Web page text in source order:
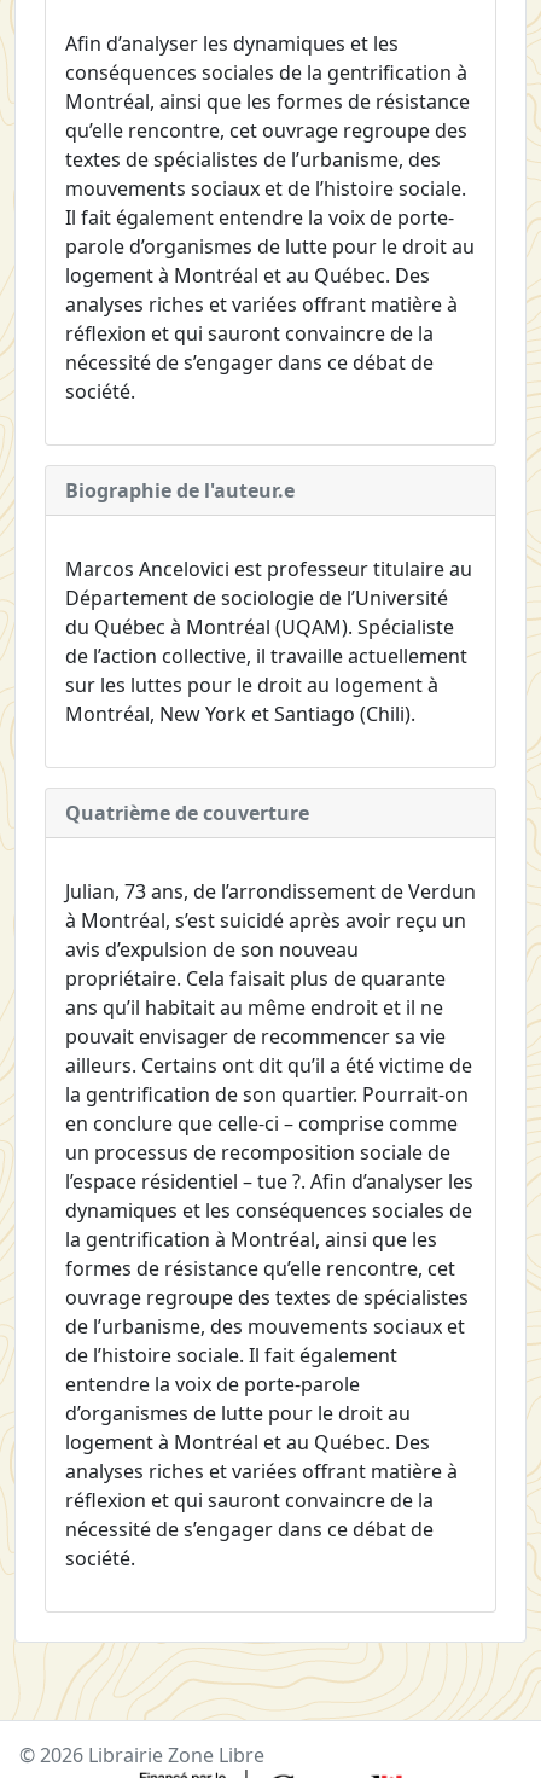
Afin d’analyser les dynamiques et les
conséquences sociales de la gentrification à
Montréal, ainsi que les formes de résistance
qu’elle rencontre, cet ouvrage regroupe des
textes de spécialistes de l’urbanisme, des
mouvements sociaux et de l’histoire sociale.
Il fait également entendre la voix de porte-
parole d’organismes de lutte pour le droit au
logement à Montréal et au Québec. Des
analyses riches et variées offrant matière à
réflexion et qui sauront convaincre de la
nécessité de s’engager dans ce débat de
société.
Biographie de l'auteur.e
Marcos Ancelovici est professeur titulaire au
Département de sociologie de l’Université
du Québec à Montréal (UQAM). Spécialiste
de l’action collective, il travaille actuellement
sur les luttes pour le droit au logement à
Montréal, New York et Santiago (Chili).
Quatrième de couverture
Julian, 73 ans, de l’arrondissement de Verdun
à Montréal, s’est suicidé après avoir reçu un
avis d’expulsion de son nouveau
propriétaire. Cela faisait plus de quarante
ans qu’il habitait au même endroit et il ne
pouvait envisager de recommencer sa vie
ailleurs. Certains ont dit qu’il a été victime de
la gentrification de son quartier. Pourrait-on
en conclure que celle-ci – comprise comme
un processus de recomposition sociale de
l’espace résidentiel – tue ?. Afin d’analyser les
dynamiques et les conséquences sociales de
la gentrification à Montréal, ainsi que les
formes de résistance qu’elle rencontre, cet
ouvrage regroupe des textes de spécialistes
de l’urbanisme, des mouvements sociaux et
de l’histoire sociale. Il fait également
entendre la voix de porte-parole
d’organismes de lutte pour le droit au
logement à Montréal et au Québec. Des
analyses riches et variées offrant matière à
réflexion et qui sauront convaincre de la
nécessité de s’engager dans ce débat de
société.
© 2026 Librairie Zone Libre